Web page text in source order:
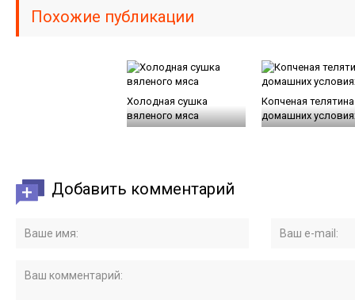
Похожие публикации
Холодная сушка
вяленого мяса
Копченая
домашних
Добавить комментарий